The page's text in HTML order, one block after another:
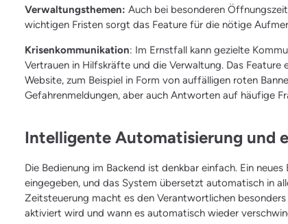
Verwaltungsthemen: Auch bei besonderen
wichtigen Fristen sorgt das Feature für die nötige
Krisenkommunikation: Im Ernstfall kann gezielte
Vertrauen in Hilfskräfte und die Verwaltung. Das
Website, zum Beispiel in Form von auffälligen roten
Gefahrenmeldungen, aber auch Antworten auf häufige
Intelligente Automatisierung und
Die Bedienung im Backend ist denkbar einfach. Ein
eingegeben, und das System übersetzt automatisch in
Zeitsteuerung macht es den Verantwortlichen
aktiviert wird und wann es automatisch wieder